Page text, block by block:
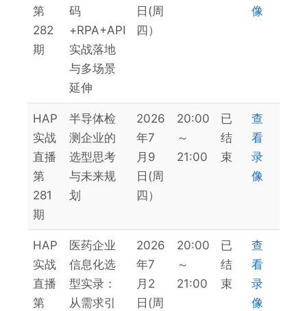
第
282
期
码
+RPA+API
实战落地
与多场景
延伸
日(周
四）
像
HAP
实战
直播
第
281
期
半导体检
测企业的
选型思考
与未来规
划
2026
年7
月9
日(周
四）
20:00
～
21:00
已
结
束
查
看
录
像
HAP
实战
直播
第
医药企业
信息化选
型实录：
从需求引
2026
年7
月2
日(周
20:00
～
21:00
已
结
束
查
看
录
像